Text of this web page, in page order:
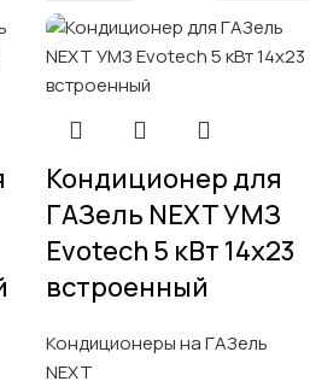
Кондиционер для
ГАЗель NEXT УМЗ
Evotech 5 кВт 14х23
встроенный
Кондиционеры на ГАЗель
NEXT